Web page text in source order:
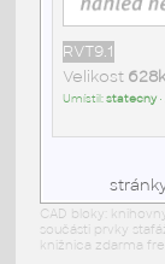
RVT9.1
Velikost
Umístil:statecny
CAD bloky:
součásti prvky
knižnica zdarma